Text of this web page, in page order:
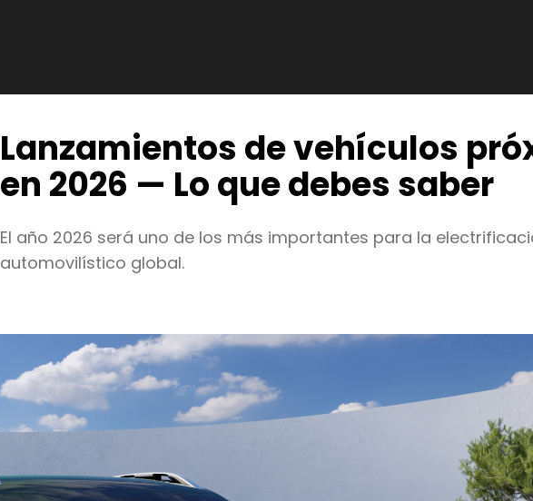
Lanzamientos de vehículos
en 2026 — Lo que debes saber
El año 2026 será uno de los más importantes para la
automovilístico global.